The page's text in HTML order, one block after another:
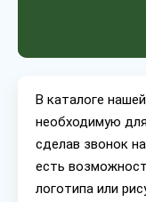
В каталоге
необходимую
сделав звонок
есть
логотипа или